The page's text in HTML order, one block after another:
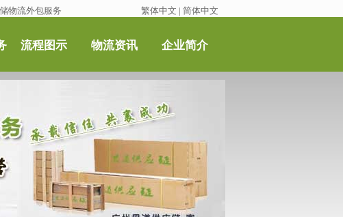
物流外包服务 繁体中文 | 简体中文
流程图示 物流资讯 企业简介